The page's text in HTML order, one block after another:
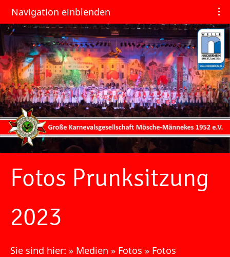
Navigation einblenden
Fotos Prunksitzung
2023
Sie sind hier: » Medien » Fotos » Fotos